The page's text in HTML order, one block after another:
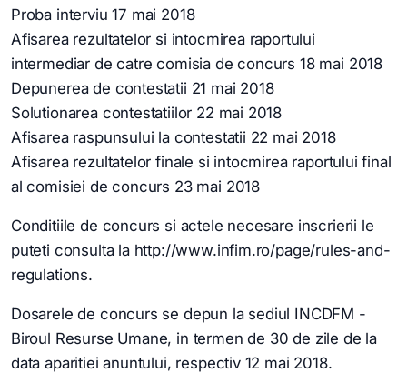
Proba interviu 17 mai 2018
Afisarea rezultatelor si intocmirea raportului
intermediar de catre comisia de concurs 18 mai 2018
Depunerea de contestatii 21 mai 2018
Solutionarea contestatiilor 22 mai 2018
Afisarea raspunsului la contestatii 22 mai 2018
Afisarea rezultatelor finale si intocmirea raportului final
al comisiei de concurs 23 mai 2018
Conditiile de concurs si actele necesare inscrierii le
puteti consulta la http://www.infim.ro/page/rules-and-
regulations.
Dosarele de concurs se depun la sediul INCDFM -
Biroul Resurse Umane, in termen de 30 de zile de la
data aparitiei anuntului, respectiv 12 mai 2018.